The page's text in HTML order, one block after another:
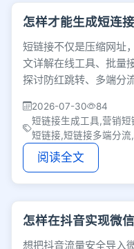
怎样才能生成短连接
短链接不仅是压缩网址
文详解在线工具、批量
探讨防红跳转、多端分
2026-07-30
84
短链接生成工具,营销
短链接,短链接多端分
阅读全文
怎样在抖音实现微
想把抖音流量安全导入